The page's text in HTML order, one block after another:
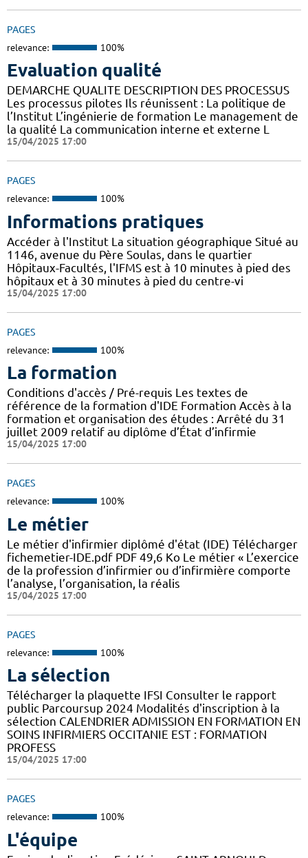
PAGES
relevance: 100%
Evaluation qualité
DEMARCHE QUALITE DESCRIPTION DES PROCESSUS
Les processus pilotes Ils réunissent : La politique de
l’Institut L’ingénierie de formation Le management de
la qualité La communication interne et externe L
15/04/2025 17:00
PAGES
relevance: 100%
Informations pratiques
Accéder à l'Institut La situation géographique Situé au
1146, avenue du Père Soulas, dans le quartier
Hôpitaux-Facultés, l'IFMS est à 10 minutes à pied des
hôpitaux et à 30 minutes à pied du centre-vi
15/04/2025 17:00
PAGES
relevance: 100%
La formation
Conditions d'accès / Pré-requis Les textes de
référence de la formation d'IDE Formation Accès à la
formation et organisation des études : Arrêté du 31
juillet 2009 relatif au diplôme d’État d’infirmie
15/04/2025 17:00
PAGES
relevance: 100%
Le métier
Le métier d'infirmier diplômé d'état (IDE) Télécharger
fichemetier-IDE.pdf PDF 49,6 Ko Le métier « L’exercice
de la profession d’infirmier ou d’infirmière comporte
l’analyse, l’organisation, la réalis
15/04/2025 17:00
PAGES
relevance: 100%
La sélection
Télécharger la plaquette IFSI Consulter le rapport
public Parcoursup 2024 Modalités d'inscription à la
sélection CALENDRIER ADMISSION EN FORMATION EN
SOINS INFIRMIERS OCCITANIE EST : FORMATION
PROFESS
15/04/2025 17:00
PAGES
relevance: 100%
L'équipe